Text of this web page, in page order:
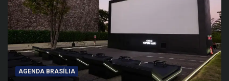
AGENDA BRASÍLIA